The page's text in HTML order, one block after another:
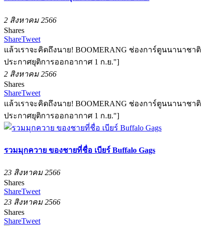
2 สิงหาคม 2566
Shares
ShareTweet
แล้วเราจะคิดถึงนาย! BOOMERANG ช่องการ์ตูนนานาชาติ
ประกาศยุติการออกอากาศ 1 ก.ย."]
2 สิงหาคม 2566
Shares
ShareTweet
แล้วเราจะคิดถึงนาย! BOOMERANG ช่องการ์ตูนนานาชาติ
ประกาศยุติการออกอากาศ 1 ก.ย."]
รวมมุกควาย ของชายที่ชื่อ เบียร์ Buffalo Gags
23 สิงหาคม 2566
Shares
ShareTweet
23 สิงหาคม 2566
Shares
ShareTweet